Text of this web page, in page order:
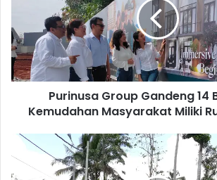
u
s
a
G
G
Purinusa Group Gandeng 14
Kemudahan Masyarakat Miliki
l